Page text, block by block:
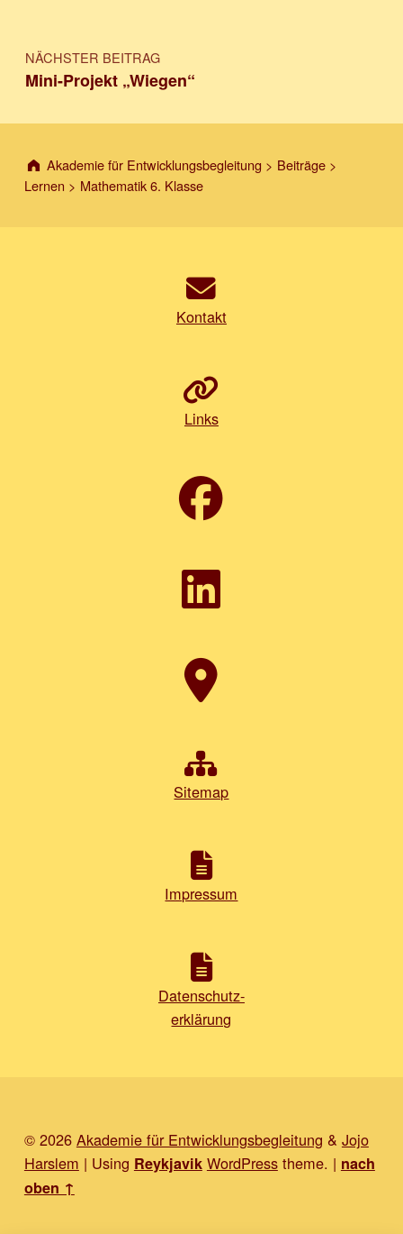
NÄCHSTER BEITRAG
Mini-Projekt „Wiegen“
Akademie für Entwicklungsbegleitung > Beiträge>
Lernen > Mathematik 6. Klasse
Kontakt
Links
Sitemap
Impressum
Datenschutz-
erklärung
© 2026 Akademie für Entwicklungsbegleitung & Jojo
Harslem | Using Reykjavik WordPresstheme. | nach
oben ↑